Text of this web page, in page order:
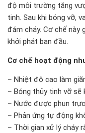
độ môi trường tăng
tinh. Sau khi bóng vỡ,
đám cháy. Cơ chế này
khởi phát ban đầu.
Cơ chế hoạt động
– Nhiệt độ cao làm
– Bóng thủy tinh vỡ
– Nước được phun
– Phản ứng tự động
– Thời gian xử lý cháy